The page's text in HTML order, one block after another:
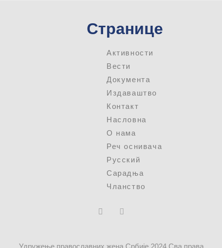
Странице
Активности
Вести
Документа
Издаваштво
Контакт
Насловна
О нама
Реч оснивача
Русский
Сарадња
Чланство
Удружење православних жена Србије 2024 Сва права